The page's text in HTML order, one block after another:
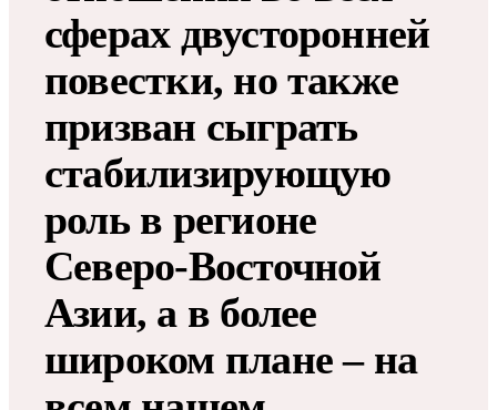
сферах двусторонней
повестки, но также
призван сыграть
стабилизирующую
роль в регионе
Северо-Восточной
Азии, а в более
широком плане – на